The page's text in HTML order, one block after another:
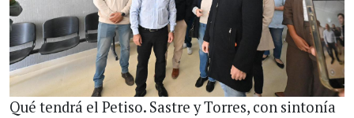
Qué tendrá el Petiso. Sastre y Torres, con sintonía